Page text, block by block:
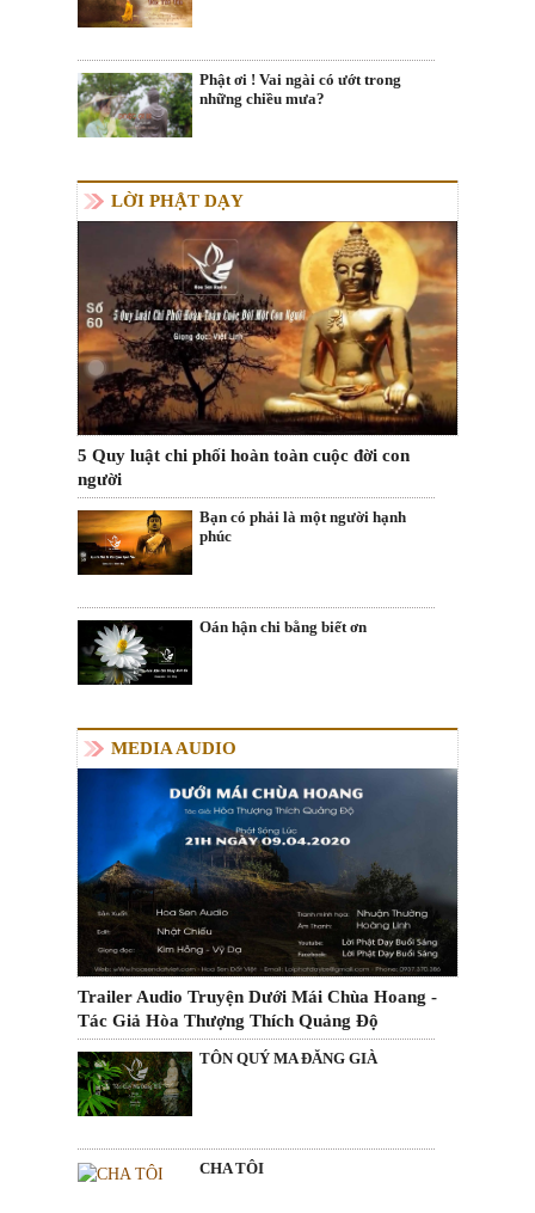
Phật ơi ! Vai ngài có ướt trong
những chiều mưa?
LỜI PHẬT DẠY
5 Quy luật chi phối hoàn toàn cuộc đời con
người
Bạn có phải là một người hạnh
phúc
Oán hận chi bằng biết ơn
MEDIA AUDIO
Trailer Audio Truyện Dưới Mái Chùa Hoang -
Tác Giả Hòa Thượng Thích Quảng Độ
TÔN QUÝ MA ĐĂNG GIÀ
CHA TÔI